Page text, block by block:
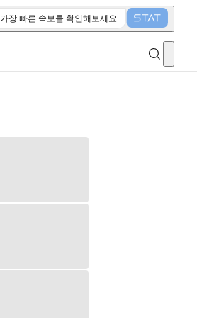
가장 빠른 속보를 확인해보세요